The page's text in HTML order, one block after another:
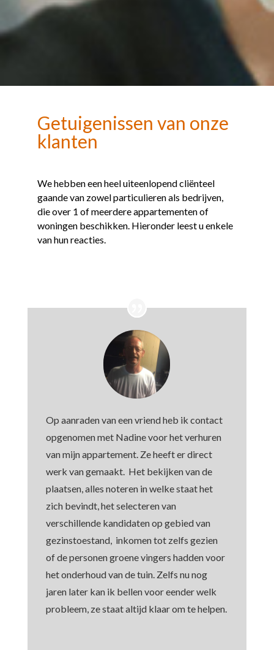
Getuigenissen van onze
klanten
We hebben een heel uiteenlopend cliënteel
gaande van zowel particulieren als bedrijven,
die over 1 of meerdere appartementen of
woningen beschikken. Hieronder leest u enkele
van hun reacties.
Op aanraden van een vriend heb ik contact
opgenomen met Nadine voor het verhuren
van mijn appartement. Ze heeft er direct
werk van gemaakt. Het bekijken van de
plaatsen, alles noteren in welke staat het
zich bevindt, het selecteren van
verschillende kandidaten op gebied van
gezinstoestand, inkomen tot zelfs gezien
of de personen groene vingers hadden voor
het onderhoud van de tuin. Zelfs nu nog
jaren later kan ik bellen voor eender welk
probleem, ze staat altijd klaar om te helpen.